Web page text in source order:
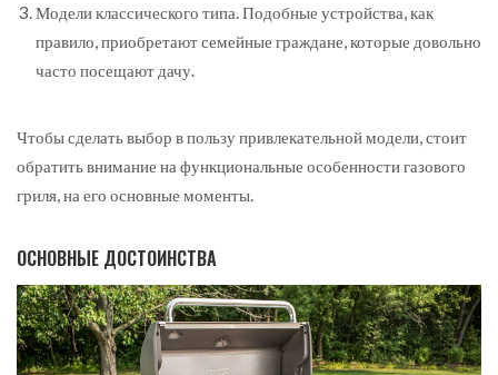
Модели классического типа. Подобные устройства, как
правило, приобретают семейные граждане, которые довольно
часто посещают дачу.
Чтобы сделать выбор в пользу привлекательной модели, стоит
обратить внимание на функциональные особенности газового
гриля, на его основные моменты.
ОСНОВНЫЕ ДОСТОИНСТВА